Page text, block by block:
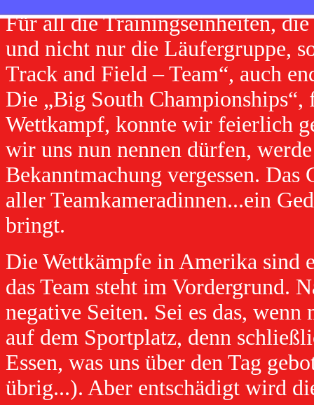
Für all die Trainingseinheiten,
und nicht nur die Läufergruppe,
Track and Field – Team“, auch
Die „Big South
Wettkampf, konnte wir feierlich
wir uns nun nennen dürfen,
Bekanntmachung vergessen.
aller Teamkameradinnen...ein
bringt.
Die Wettkämpfe in Amerika sind
das Team steht im Vordergrund.
negative Seiten. Sei es das, wenn
auf dem Sportplatz, denn
Essen, was uns über den Tag
übrig...). Aber entschädigt wird